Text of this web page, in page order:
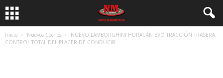
Inicio Nuevos Coches
NUEVO LAMBORGHINI HURACÁN EVO TRACCIÓN TRASERA:
CONTROL TOTAL DEL PLACER DE CONDUCIR